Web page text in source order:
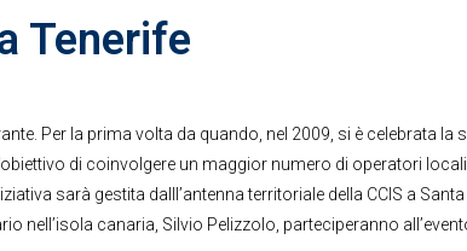
Tenerife
Per la prima volta da quando, nel 2009, si è celebrata la
di coinvolgere un maggior numero di operatori
sarà gestita dalll’antenna territoriale della CCIS a
nell’isola canaria, Silvio Pelizzolo, parteciperanno